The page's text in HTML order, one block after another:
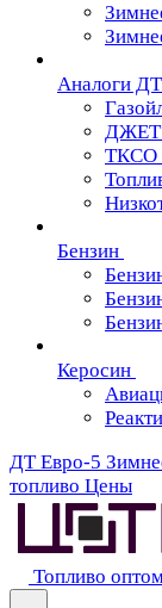
Аналоги ДТ
ДЖЕТ
ТКСО
Бензин
Керосин
ДТ Евро-5
топливо Цены
Топливо